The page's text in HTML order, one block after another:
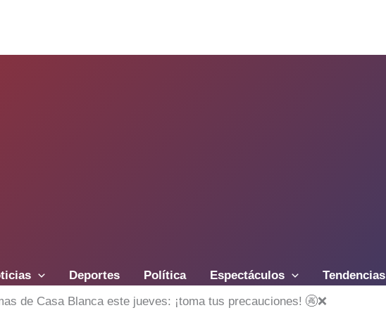
Deportes Política Espectáculos Tendencias
de Casa Blanca este jueves: ¡toma tus precauciones! 🚱❌